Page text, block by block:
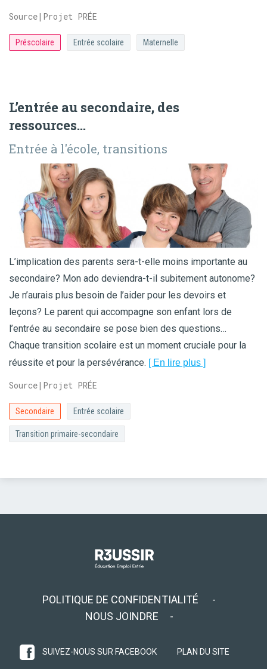
Source|Projet PRÉE
Préscolaire Entrée scolaire Maternelle
L’entrée au secondaire, des
ressources…
entrée à l'école, transitions
L’implication des parents sera-t-elle moins importante au
secondaire? Mon ado deviendra-t-il subitement autonome?
Je n’aurais plus besoin de l’aider pour les devoirs et
leçons? Le parent qui accompagne son enfant lors de
l’entrée au secondaire se pose bien des questions…
Chaque transition scolaire est un moment cruciale pour la
réussite et pour la persévérance. [ En lire plus ]
Source|Projet PRÉE
Secondaire Entrée scolaire
Transition primaire-secondaire
POLITIQUE DE CONFIDENTIALITÉ
NOUS JOINDRE
SUIVEZ-NOUS SUR FACEBOOK PLAN DU SITE